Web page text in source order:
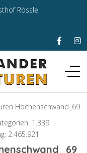
Rössle
Höchenschwand_69
1.339
2.465.921